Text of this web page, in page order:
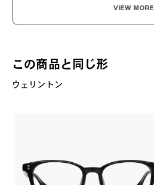
VIEW MORE
この商品と同じ形
ウェリントン